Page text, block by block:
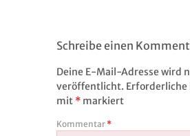
Schreibe einen
Deine E-Mail-Adresse wird
veröffentlicht. Erforderliche
mit * markiert
Kommentar *